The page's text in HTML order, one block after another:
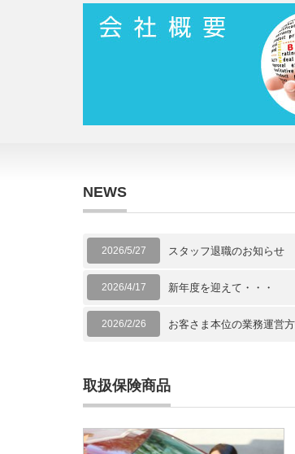
NEWS
2026/5/27 スタッフ退職のお知らせ
2026/4/17 新年度を迎えて・・・
2026/2/26 お客さま本位の業務運営
取扱保険商品